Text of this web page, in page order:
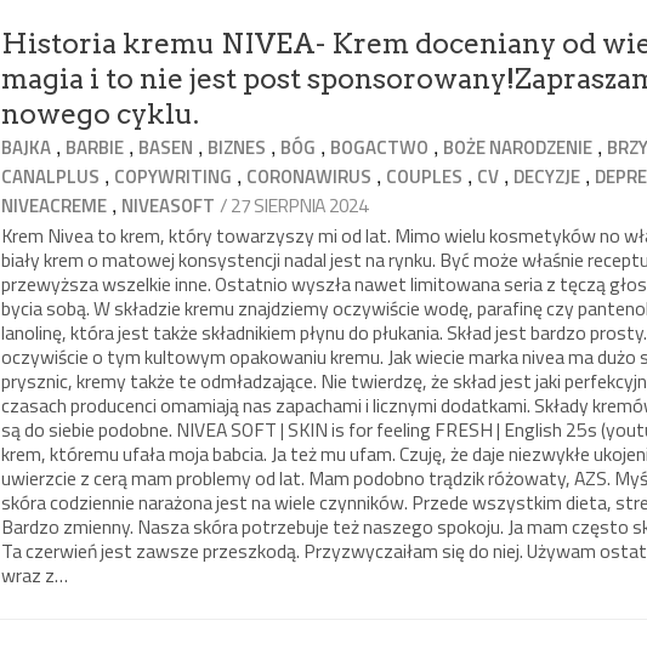
Historia kremu NIVEA- Krem doceniany od
magia i to nie jest post
nowego cyklu.
BAJKA , BARBIE , BASEN , BIZNES , BÓG , BOGACTWO , BOŻE NARODZENIE ,
CANALPLUS , COPYWRITING , CORONAWIRUS , COUPLES , CV , DECYZJE ,
NIVEACREME , NIVEASOFT / 27 SIERPNIA 2024
Krem Nivea to krem, który towarzyszy mi od lat. Mimo wielu kosmetyków no
biały krem o matowej konsystencji nadal jest na rynku. Być może właśnie
przewyższa wszelkie inne. Ostatnio wyszła nawet limitowana seria z tęczą
bycia sobą. W składzie kremu znajdziemy oczywiście wodę, parafinę czy
lanolinę, która jest także składnikiem płynu do płukania. Skład jest bardzo
oczywiście o tym kultowym opakowaniu kremu. Jak wiecie marka nivea ma dużo
prysznic, kremy także te odmładzające. Nie twierdzę, że skład jest jaki
czasach producenci omamiają nas zapachami i licznymi dodatkami. Składy
są do siebie podobne. NIVEA SOFT | SKIN is for feeling FRESH | English 25s
krem, któremu ufała moja babcia. Ja też mu ufam. Czuję, że daje niezwykłe
uwierzcie z cerą mam problemy od lat. Mam podobno trądzik różowaty, AZS.
skóra codziennie narażona jest na wiele czynników. Przede wszystkim dieta,
Bardzo zmienny. Nasza skóra potrzebuje też naszego spokoju. Ja mam często
Ta czerwień jest zawsze przeszkodą. Przyzwyczaiłam się do niej. Używam
wraz z…